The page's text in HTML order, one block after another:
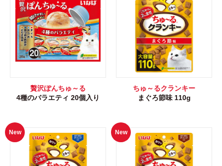
贅沢ぽんちゅ～る
4種のバラエティ 20個入り
ちゅ～るクランキー
まぐろ節味 110g
New New